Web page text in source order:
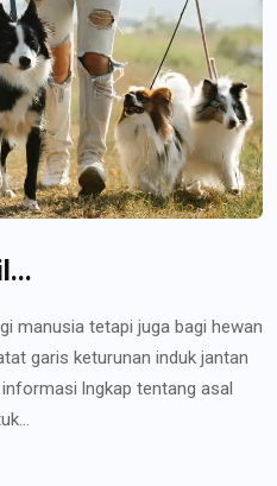
manusia tetapi juga bagi hewan
garis keturunan induk jantan
lngkap tentang asal